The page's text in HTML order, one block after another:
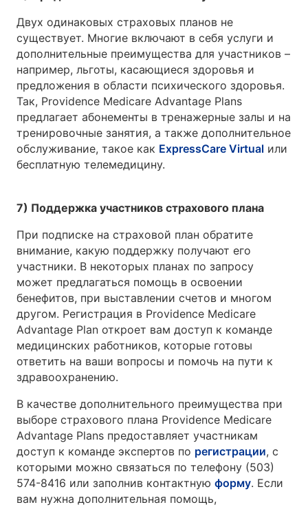
Двух одинаковых страховых планов не
существует. Многие включают в себя услуги и
дополнительные преимущества для участников –
например, льготы, касающиеся здоровья и
предложения в области психического здоровья.
Так, Providence Medicare Advantage Plans
предлагает абонементы в тренажерные залы и на
тренировочные занятия, а также дополнительное
обслуживание, такое как ExpressCare Virtual или
бесплатную телемедицину.
7) Поддержка участников страхового плана
При подписке на страховой план обратите
внимание, какую поддержку получают его
участники. В некоторых планах по запросу
может предлагаться помощь в освоении
бенефитов, при выставлении счетов и многом
другом. Регистрация в Providence Medicare
Advantage Plan откроет вам доступ к команде
медицинских работников, которые готовы
ответить на ваши вопросы и помочь на пути к
здравоохранению.
В качестве дополнительного преимущества при
выборе страхового плана Providence Medicare
Advantage Plans предоставляет участникам
доступ к команде экспертов по регистрации, с
которыми можно связаться по телефону (503)
574-8416 или заполнив контактную форму. Если
вам нужна дополнительная помощь,